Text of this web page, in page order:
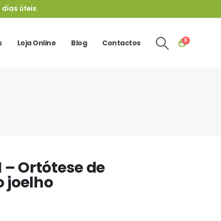
úteis
Loja Online Blog Contactos 0
– Ortótese de
joelho